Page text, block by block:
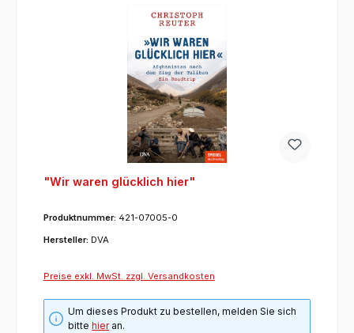
"Wir waren glücklich hier"
Produktnummer: 421-07005-0
Hersteller: DVA
Preise exkl. MwSt. zzgl. Versandkosten
Um dieses Produkt zu bestellen, melden Sie sich
bittehieran.